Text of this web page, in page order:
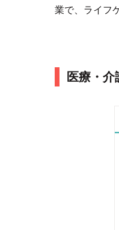
業で、ライフ
医療・